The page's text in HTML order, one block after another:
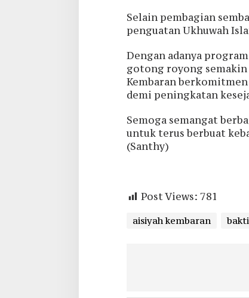
Selain pembagian
penguatan Ukhuwah
Dengan adanya
gotong royong semakin
Kembaran
demi peningkatan
Semoga semangat
untuk terus berbuat
(Santhy)
Post Views: 781
aisiyah kembaran